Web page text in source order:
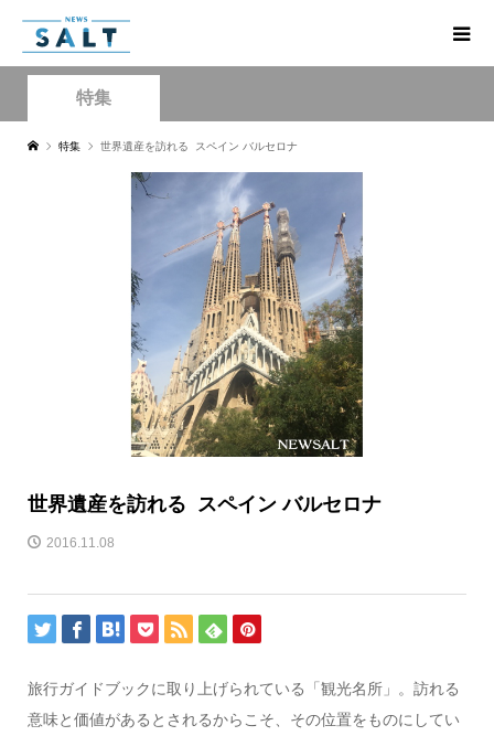
特集
特集 世界遺産を訪れる スペイン バルセロナ
世界遺産を訪れる スペイン バルセロナ
2016.11.08
旅行ガイドブックに取り上げられている「観光名所」。訪れる
意味と価値があるとされるからこそ、その位置をものにしてい